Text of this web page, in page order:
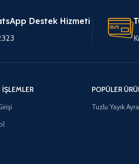
Destek Hizmeti
POPÜLER
Tuzlu Yayık